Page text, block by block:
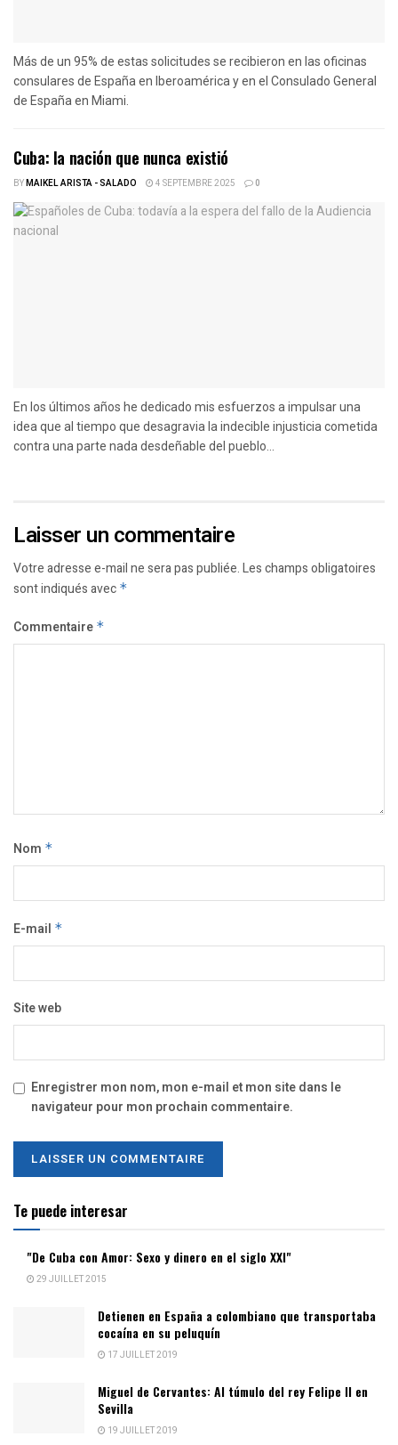
Más de un 95% de estas solicitudes se recibieron en las oficinas
consulares de España en Iberoamérica y en el Consulado General
de España en Miami.
Cuba: la nación que nunca existió
BYMAIKEL ARISTA - SALADO 4 SEPTEMBRE 2025 0
En los últimos años he dedicado mis esfuerzos a impulsar una
idea que al tiempo que desagravia la indecible injusticia cometida
contra una parte nada desdeñable del pueblo...
Laisser un commentaire
Votre adresse e-mail ne sera pas publiée.Les champs obligatoires
sont indiqués avec *
Commentaire *
Nom *
E-mail *
Site web
Enregistrer mon nom, mon e-mail et mon site dans le
navigateur pour mon prochain commentaire.
Te puede interesar
"De Cuba con Amor: Sexo y dinero en el siglo XXI"
29 JUILLET 2015
Detienen en España a colombiano que transportaba
cocaína en su peluquín
17 JUILLET 2019
Miguel de Cervantes: Al túmulo del rey Felipe II en
Sevilla
19 JUILLET 2019